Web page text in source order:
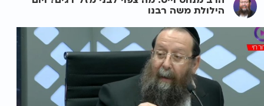
הילולת משה רבנו